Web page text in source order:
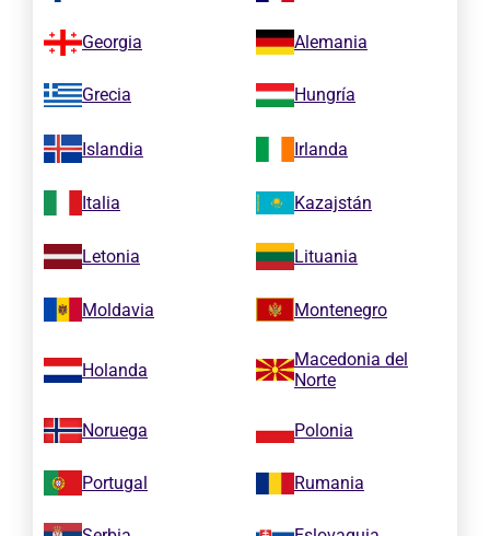
Georgia Alemania
Grecia Hungría
Islandia Irlanda
Italia Kazajstán
Letonia Lituania
Moldavia Montenegro
Holanda
Macedonia del
Norte
Noruega Polonia
Portugal Rumania